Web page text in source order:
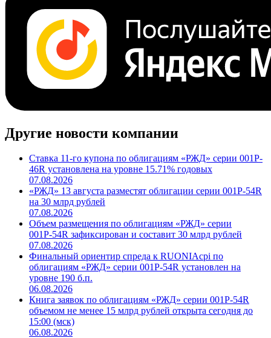
Другие новости компании
Ставка 11-го купона по облигациям «РЖД» серии 001P-
46R установлена на уровне 15.71% годовых
07.08.2026
«РЖД» 13 августа разместят облигации серии 001Р-54R
на 30 млрд рублей
07.08.2026
Объем размещения по облигациям «РЖД» серии
001Р-54R зафиксирован и составит 30 млрд рублей
07.08.2026
Финальный ориентир спреда к RUONIAсрi по
облигациям «РЖД» серии 001Р-54R установлен на
уровне 190 б.п.
06.08.2026
Книга заявок по облигациям «РЖД» серии 001Р-54R
объемом не менее 15 млрд рублей открыта сегодня до
15:00 (мск)
06.08.2026